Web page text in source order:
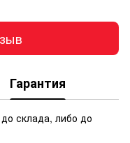
Гарантия
склада, либо до